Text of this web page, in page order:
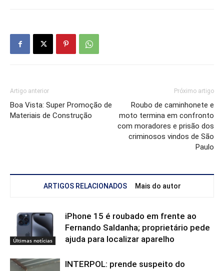
Artigo anterior
Boa Vista: Super Promoção de
Materiais de Construção
Próximo artigo
Roubo de caminhonete e
moto termina em confronto
com moradores e prisão dos
criminosos vindos de São
Paulo
ARTIGOS RELACIONADOS Mais do autor
Últimas notícias
iPhone 15 é roubado em frente ao
Fernando Saldanha; proprietário pede
ajuda para localizar aparelho
INTERPOL: prende suspeito do